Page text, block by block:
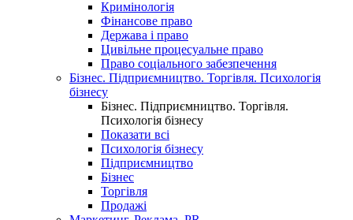
Кримінологія
Фінансове право
Держава і право
Цивільне процесуальне право
Право соціального забезпечення
Бізнес. Підприємництво. Торгівля. Психологія
бізнесу
Бізнес. Підприємництво. Торгівля.
Психологія бізнесу
Показати всі
Психологія бізнесу
Підприємництво
Бізнес
Торгівля
Продажі